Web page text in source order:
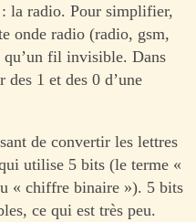
la radio. Pour simplifier,
onde radio (radio, gsm,
fil invisible. Dans
des 1 et des 0 d’une
de convertir les lettres
utilise 5 bits (le terme «
« chiffre binaire »). 5 bits
ce qui est très peu.